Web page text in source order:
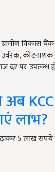
विकास
उर्वरक,
पर उपलब्ध
अब
लाभ?
5 लाख